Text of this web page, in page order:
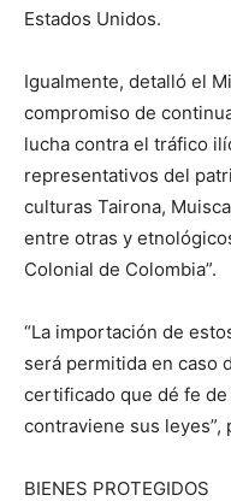
Estados Unidos.
Igualmente, detalló el
compromiso de
lucha contra el tráfico
representativos del
culturas Tairona,
entre otras y
Colonial de Colombia”.
“La importación de
será permitida en caso
certificado que dé fe
contraviene sus leyes”,
BIENES PROTEGIDOS